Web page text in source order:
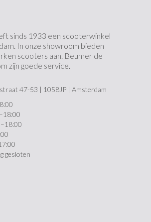
sinds 1933 een scooterwinkel
In onze showroom bieden
scooters aan. Beumer de
zijn goede service.
47-53 | 1058JP | Amsterdam
gesloten